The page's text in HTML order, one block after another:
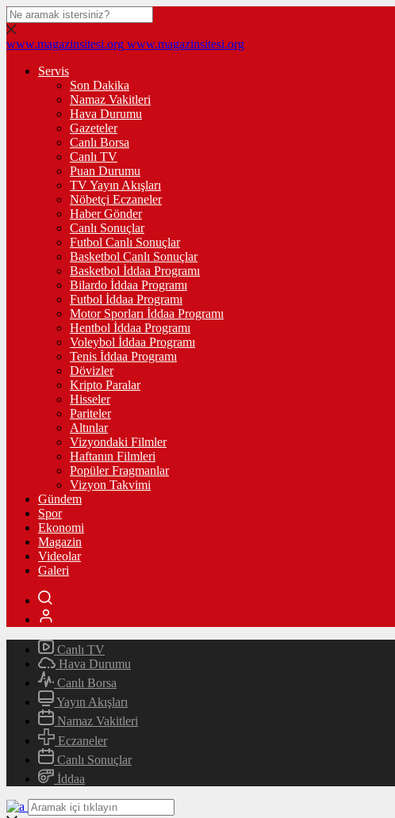
www.magazinsitesi.org www.magazinsitesi.org
Servis
Son Dakika
Namaz Vakitleri
Hava Durumu
Gazeteler
Canlı Borsa
Canlı TV
Puan Durumu
TV Yayın Akışları
Nöbetçi Eczaneler
Haber Gönder
Canlı Sonuçlar
Futbol Canlı Sonuçlar
Basketbol Canlı Sonuçlar
Basketbol İddaa Programı
Bilardo İddaa Programı
Futbol İddaa Programı
Motor Sporları İddaa Programı
Hentbol İddaa Programı
Voleybol İddaa Programı
Tenis İddaa Programı
Dövizler
Kripto Paralar
Hisseler
Pariteler
Altınlar
Vizyondaki Filmler
Haftanın Filmleri
Popüler Fragmanlar
Vizyon Takvimi
Gündem
Spor
Ekonomi
Magazin
Videolar
Galeri
Canlı TV
Hava Durumu
Canlı Borsa
Yayın Akışları
Namaz Vakitleri
Eczaneler
Canlı Sonuçlar
İddaa